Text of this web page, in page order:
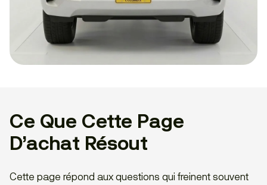
Ce Que Cette Page
D’achat Résout
Cette page répond aux questions qui freinent souvent